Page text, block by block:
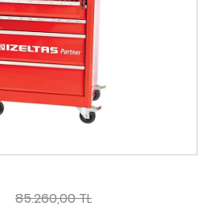
85.260,00 TL